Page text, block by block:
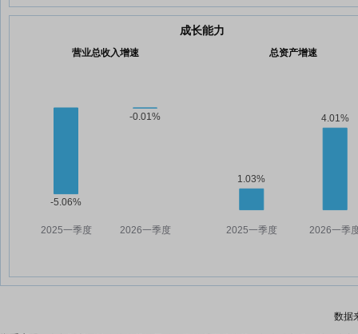
成长能力
营业总收入增速 总资产增速
数据